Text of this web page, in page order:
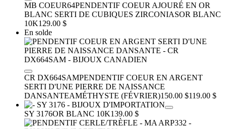
MB COEUR64PENDENTIF COEUR AJOURÉ EN OR
BLANC SERTI DE CUBIQUES ZIRCONIASOR BLANC
10K129.00 $
En solde
CR DX664SAMPENDENTIF COEUR EN ARGENT
SERTI D'UNE PIERRE DE NAISSANCE
DANSANTEAMÉTHYSTE (FÉVRIER)150.00 $119.00 $
SY 3176OR BLANC 10K139.00 $